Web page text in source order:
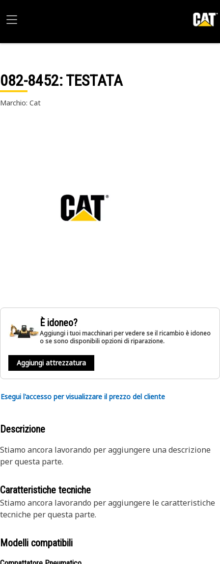
082-8452: TESTATA
Marchio: Cat
È idoneo?
Aggiungi i tuoi macchinari per vedere se il ricambio è idoneo
o se sono disponibili opzioni di riparazione.
Aggiungi attrezzatura
Esegui l'accesso per visualizzare il prezzo del cliente
Descrizione
Stiamo ancora lavorando per aggiungere una descrizione
per questa parte.
Caratteristiche tecniche
Stiamo ancora lavorando per aggiungere le caratteristiche
tecniche per questa parte.
Modelli compatibili